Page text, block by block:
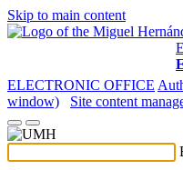
Skip to main content
ELECTRONIC OFFICE
window)
Site content